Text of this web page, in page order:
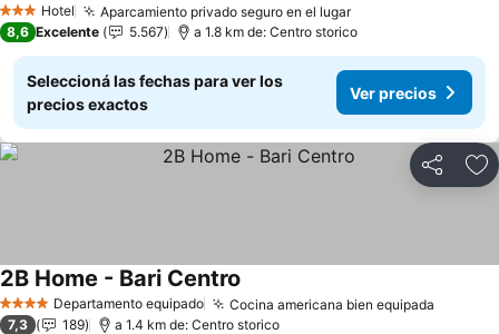
3 Estrellas
Hotel Aparcamiento privado seguro en el lugar
8,6 Excelente 5.567 a 1.8 km de: Centro storico
Seleccioná las fechas para ver los
precios exactos
Ver precios
Compartir
4 EstrellasDepartamento equipado Cocina americana bien equipada
2B Home - Bari Centro
7,3 189 a 1.4 km de: Centro storico